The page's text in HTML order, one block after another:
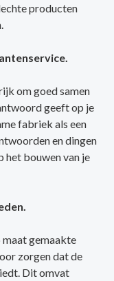
producten
om goed samen
geeft op je
fabriek als een
en dingen
het bouwen van je
maat gemaakte
zorgen dat de
Dit omvat